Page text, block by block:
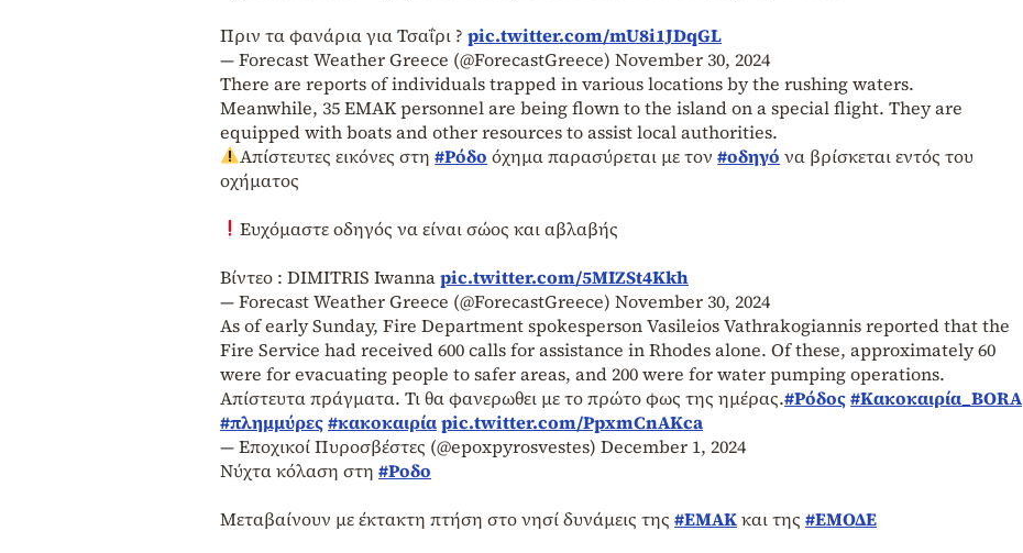
Πριν τα φανάρια για Τσαΐρι ? pic.twitter.com/mU8i1JDqGL
— Forecast Weather Greece (@ForecastGreece) November 30, 2024
There are reports of individuals trapped in various locations by the rushing waters.
Meanwhile, 35 EMAK personnel are being flown to the island on a special flight. They are
equipped with boats and other resources to assist local authorities.
Απίστευτες εικόνες στη#Ρόδο όχημα παρασύρεται με τον#οδηγό να βρίσκεται εντός του
οχήματος
Ευχόμαστε οδηγός να είναι σώος και αβλαβής
Βίντεο : DIMITRIS Iwannapic.twitter.com/5MIZSt4Kkh
— Forecast Weather Greece (@ForecastGreece) November 30, 2024
As of early Sunday, Fire Department spokesperson Vasileios Vathrakogiannis reported that the
Fire Service had received 600 calls for assistance in Rhodes alone. Of these, approximately 60
were for evacuating people to safer areas, and 200 were for water pumping operations.
Απίστευτα πράγματα. Τι θα φανερωθει με το πρώτο φως της ημέρας.#Ρόδος#Κακοκαιρία_BORA
#πλημμύρες#κακοκαιρίαpic.twitter.com/PpxmCnAKca
— Εποχικοί Πυροσβέστες (@epoxpyrosvestes) December 1, 2024
Νύχτα κόλαση στη #Ροδο
Μεταβαίνουν με έκτακτη πτήση στο νησί δυνάμεις της #ΕΜΑΚκαι της #ΕΜΟΔΕ